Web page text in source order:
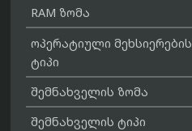
RAM ზომა
ოპერატიული მეხსიერების
ტიპი
შემნახველის ზომა
შემნახველის ტიპი